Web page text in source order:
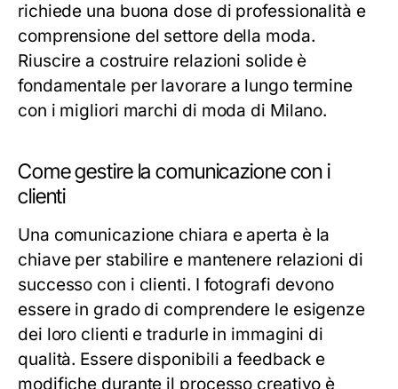
richiede una buona dose di professionalità e
comprensione del settore della moda.
Riuscire a costruire relazioni solide è
fondamentale per lavorare a lungo termine
con i migliori marchi di moda di Milano.
Come gestire la comunicazione con i
clienti
Una comunicazione chiara e aperta è la
chiave per stabilire e mantenere relazioni di
successo con i clienti. I fotografi devono
essere in grado di comprendere le esigenze
dei loro clienti e tradurle in immagini di
qualità. Essere disponibili a feedback e
modifiche durante il processo creativo è